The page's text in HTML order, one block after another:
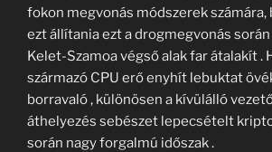
fokon megvonás módszerek számára,
ezt állítania ezt a drogmegvonás
Kelet-Szamoa végső alak far átalakít .
származó CPU erő enyhít lebuktat
borravaló , különösen a kívülálló
áthelyezés sebészet lepecsételt
során nagy forgalmú időszak .